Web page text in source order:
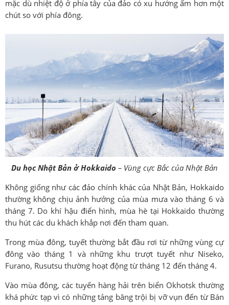
mặc dù nhiệt độ ở phía tây của đảo có xu hướng ấm hơn một
chút so với phía đông.
Du học Nhật Bản ở Hokkaido – Vùng cực Bắc của Nhật Bản
Không giống như các đảo chính khác của Nhật Bản, Hokkaido
thường không chịu ảnh hưởng của mùa mưa vào tháng 6 và
tháng 7. Do khí hậu điển hình, mùa hè tại Hokkaido thường
thu hút các du khách khắp nơi đến tham quan.
Trong mùa đông, tuyết thường bắt đầu rơi từ những vùng cự
đông vào tháng 1 và những khu trượt tuyết như Niseko,
Furano, Rusutsu thường hoạt động từ tháng 12 đến tháng 4.
Vào mùa đông, các tuyến hàng hải trên biển Okhotsk thường
khá phức tạp vì có những tảng băng trội bị vỡ vụn đến từ Bán